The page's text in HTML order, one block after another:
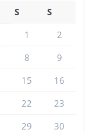
S
S
1
2
8
9
15
16
22
23
29
30